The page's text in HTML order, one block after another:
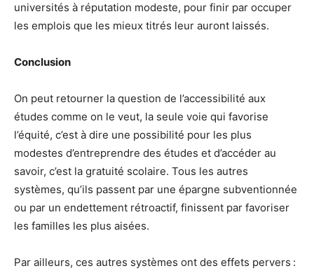
universités à réputation modeste, pour finir par occuper
les emplois que les mieux titrés leur auront laissés.
Conclusion
On peut retourner la question de l’accessibilité aux
études comme on le veut, la seule voie qui favorise
l’équité, c’est à dire une possibilité pour les plus
modestes d’entreprendre des études et d’accéder au
savoir, c’est la gratuité scolaire. Tous les autres
systèmes, qu’ils passent par une épargne subventionnée
ou par un endettement rétroactif, finissent par favoriser
les familles les plus aisées.
Par ailleurs, ces autres systèmes ont des effets pervers :